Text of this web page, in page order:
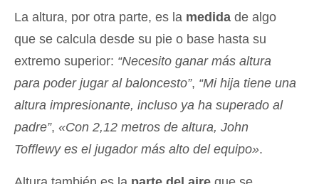
La altura, por otra parte, es la medida de algo
que se calcula desde su pie o base hasta su
extremo superior: “Necesito ganar más altura
para poder jugar al baloncesto”, “Mi hija tiene una
altura impresionante, incluso ya ha superado al
padre”, «Con 2,12 metros de altura, John
Tofflewy es el jugador más alto del equipo».